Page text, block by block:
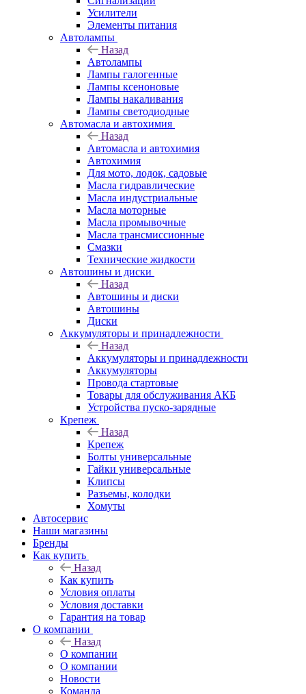
Усилители
Элементы питания
Автолампы
Назад
Автолампы
Лампы галогенные
Лампы ксеноновые
Лампы накаливания
Лампы светодиодные
Автомасла и автохимия
Назад
Автомасла и автохимия
Автохимия
Для мото, лодок, садовые
Масла гидравлические
Масла индустриальные
Масла моторные
Масла промывочные
Масла трансмиссионные
Смазки
Технические жидкости
Автошины и диски
Назад
Автошины и диски
Автошины
Диски
Аккумуляторы и принадлежности
Назад
Аккумуляторы и принадлежности
Аккумуляторы
Провода стартовые
Товары для обслуживания АКБ
Устройства пуско-зарядные
Крепеж
Назад
Крепеж
Болты универсальные
Гайки универсальные
Клипсы
Разъемы, колодки
Хомуты
Автосервис
Наши магазины
Бренды
Как купить
Назад
Как купить
Условия оплаты
Условия доставки
Гарантия на товар
О компании
Назад
О компании
О компании
Новости
Команда